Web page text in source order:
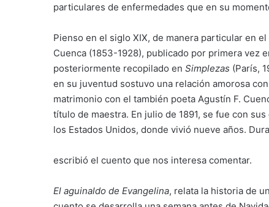
particulares de enfermedades que en su
Pienso en el siglo XIX, de manera particular en el
Cuenca (1853-1928), publicado por primera vez
posteriormente recopilado en Simplezas (París,
en su juventud sostuvo una relación amorosa
matrimonio con el también poeta Agustín F.
título de maestra. En julio de 1891, se fue con
los Estados Unidos, donde vivió nueve años.
escribió el cuento que nos interesa comentar.
El aguinaldo de Evangelina, relata la historia de